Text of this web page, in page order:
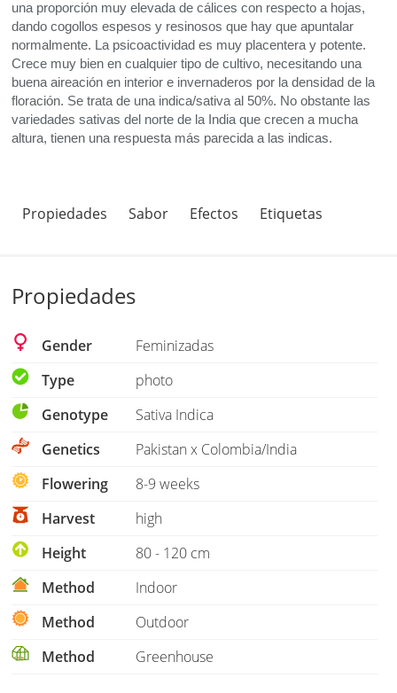
una proporción muy elevada de cálices con respecto a hojas,
dando cogollos espesos y resinosos que hay que apuntalar
normalmente. La psicoactividad es muy placentera y potente.
Crece muy bien en cualquier tipo de cultivo, necesitando una
buena aireación en interior e invernaderos por la densidad de la
floración. Se trata de una indica/sativa al 50%. No obstante las
variedades sativas del norte de la India que crecen a mucha
altura, tienen una respuesta más parecida a las indicas.
Propiedades Sabor Efectos Etiquetas
Propiedades
Gender
Feminizadas
Type
photo
Genotype
Sativa Indica
Genetics
Pakistan x Colombia/India
Flowering
8-9 weeks
Harvest
high
Height
80 - 120 cm
Method
Indoor
Method
Outdoor
Method
Greenhouse